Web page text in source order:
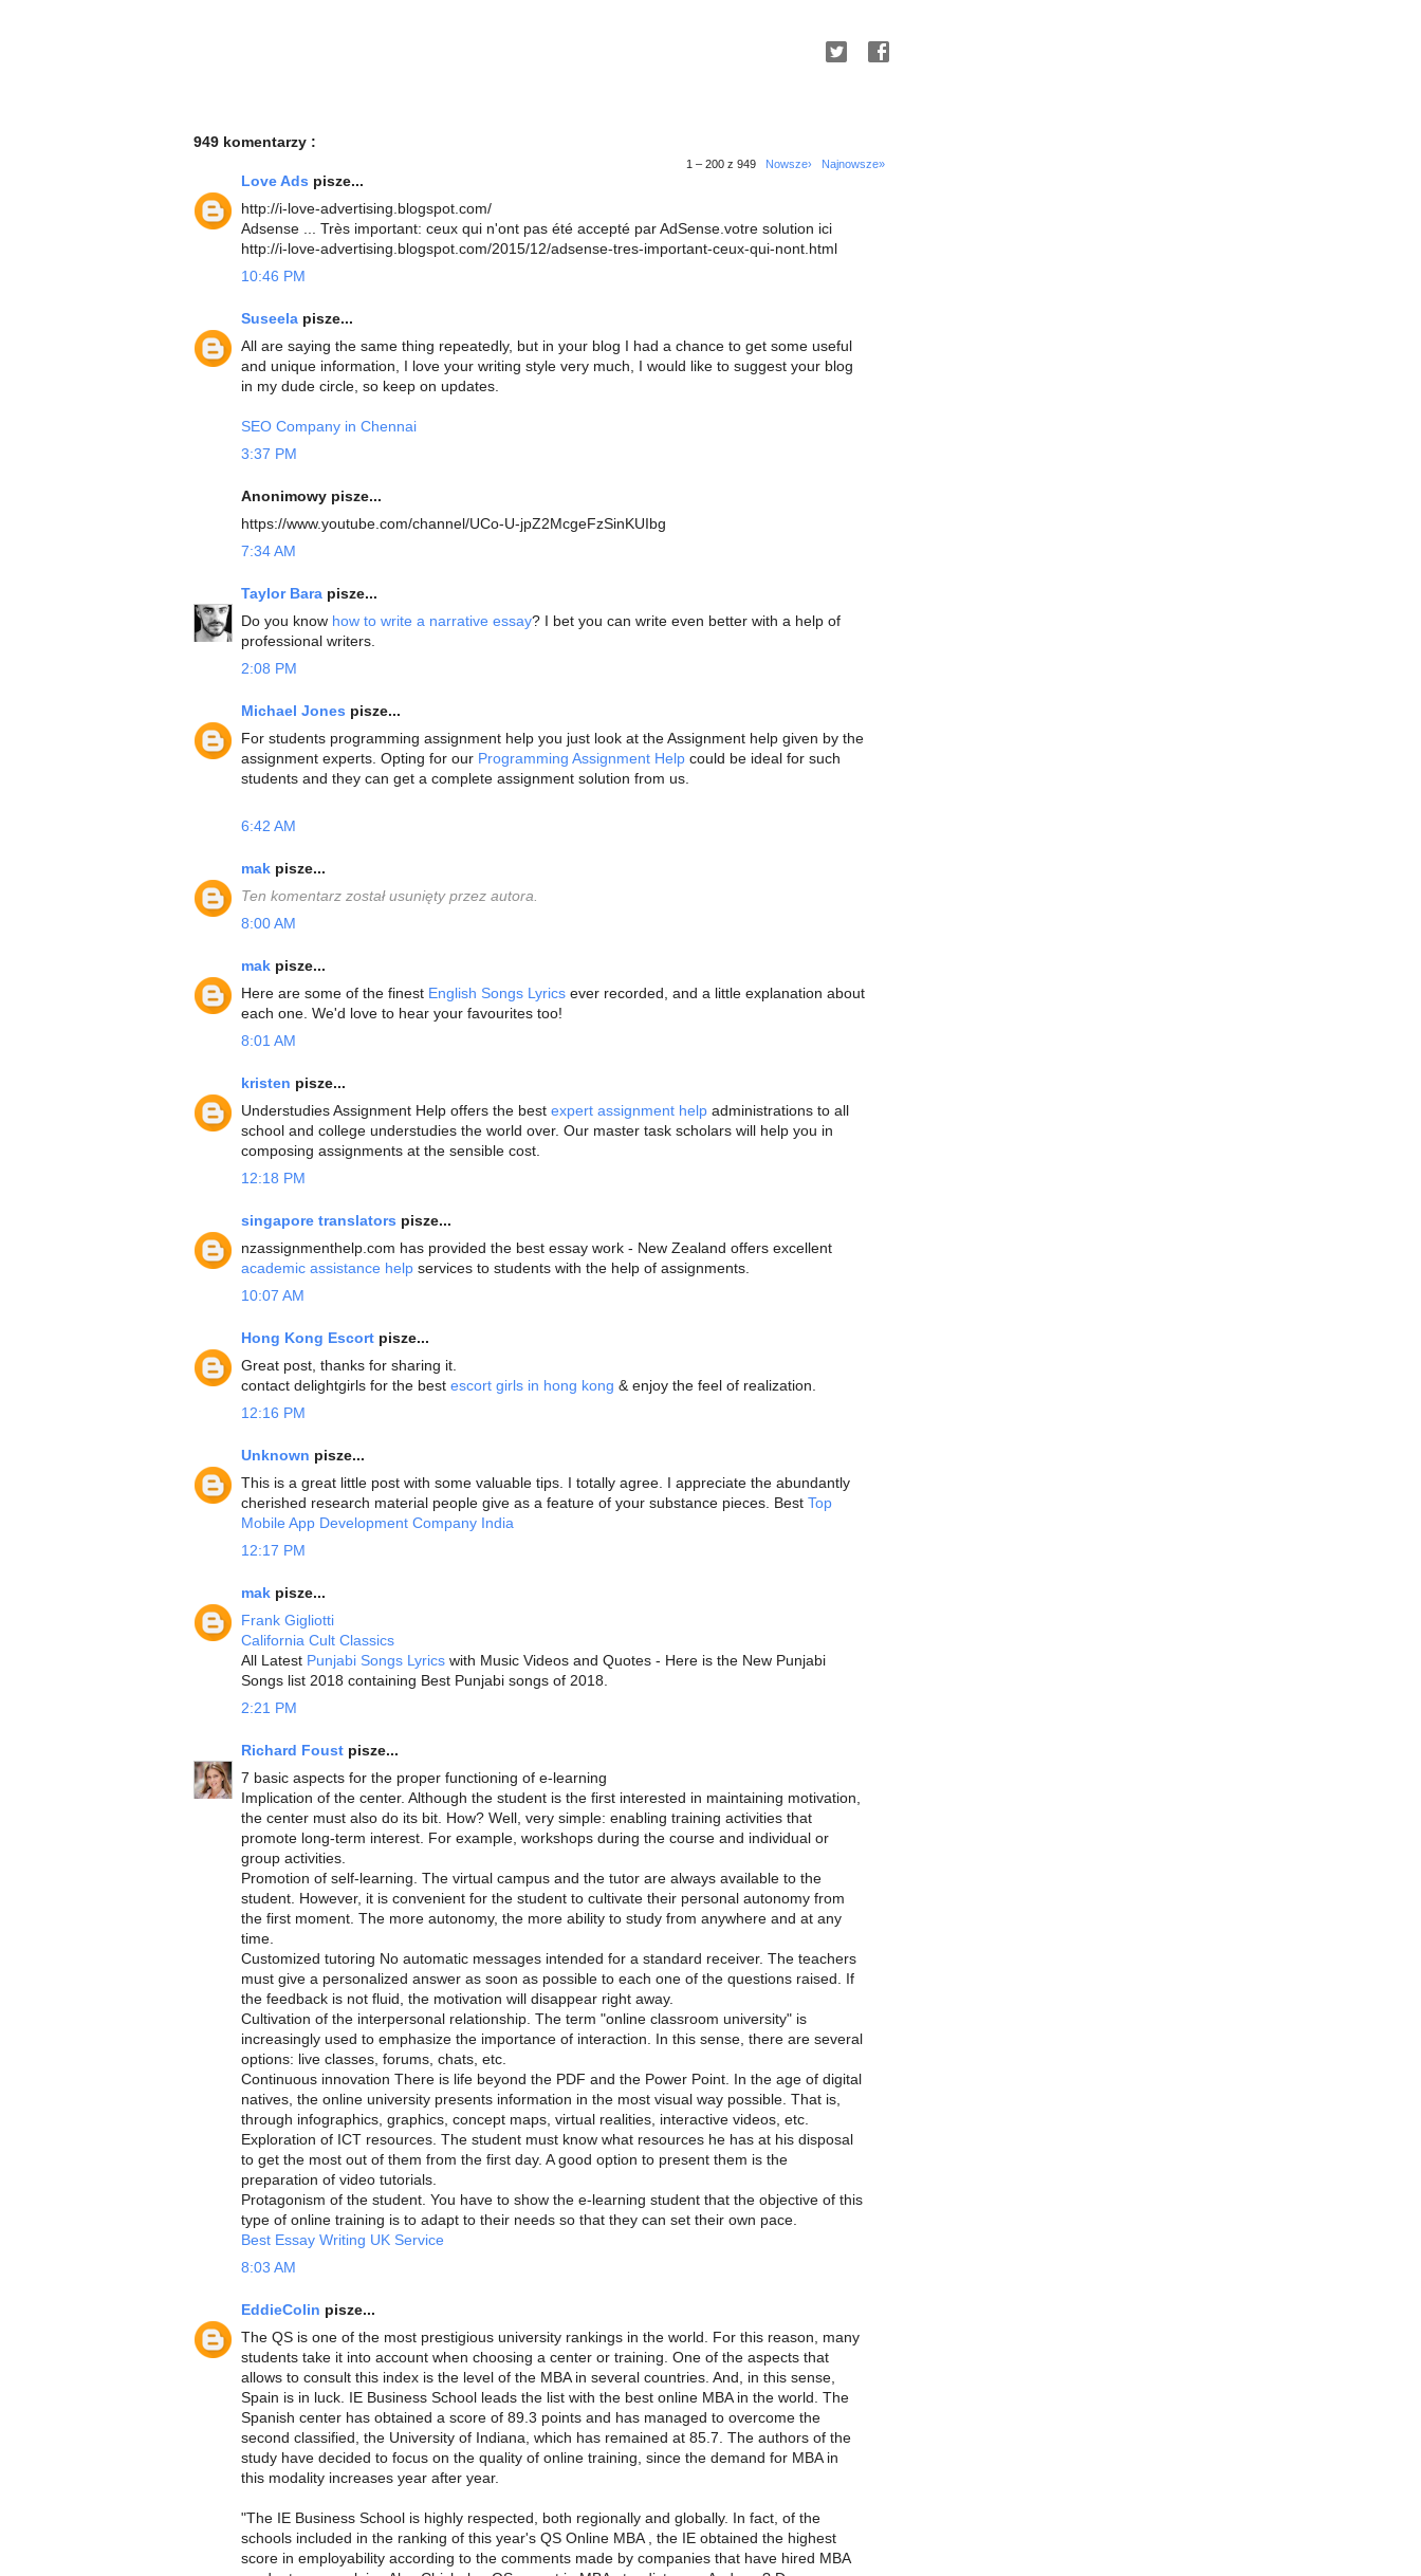
949 komentarzy :
1 – 200 z 949 Nowsze› Najnowsze»
Love Ads pisze...
http://i-love-advertising.blogspot.com/
Adsense ... Très important: ceux qui n'ont pas été accepté par AdSense.votre solution ici
http://i-love-advertising.blogspot.com/2015/12/adsense-tres-important-ceux-qui-nont.html
10:46 PM
Suseela pisze...
All are saying the same thing repeatedly, but in your blog I had a chance to get some useful
and unique information, I love your writing style very much, I would like to suggest your blog
in my dude circle, so keep on updates.
SEO Company in Chennai
3:37 PM
Anonimowy pisze...
https://www.youtube.com/channel/UCo-U-jpZ2McgeFzSinKUIbg
7:34 AM
Taylor Bara pisze...
Do you know how to write a narrative essay? I bet you can write even better with a help of
professional writers.
2:08 PM
Michael Jones pisze...
For students programming assignment help you just look at the Assignment help given by the
assignment experts. Opting for our Programming Assignment Help could be ideal for such
students and they can get a complete assignment solution from us.
6:42 AM
mak pisze...
Ten komentarz został usunięty przez autora.
8:00 AM
mak pisze...
Here are some of the finest English Songs Lyrics ever recorded, and a little explanation about
each one. We'd love to hear your favourites too!
8:01 AM
kristen pisze...
Understudies Assignment Help offers the best expert assignment help administrations to all
school and college understudies the world over. Our master task scholars will help you in
composing assignments at the sensible cost.
12:18 PM
singapore translators pisze...
nzassignmenthelp.com has provided the best essay work - New Zealand offers excellent
academic assistance help services to students with the help of assignments.
10:07 AM
Hong Kong Escort pisze...
Great post, thanks for sharing it.
contact delightgirls for the best escort girls in hong kong & enjoy the feel of realization.
12:16 PM
Unknown pisze...
This is a great little post with some valuable tips. I totally agree. I appreciate the abundantly
cherished research material people give as a feature of your substance pieces. Best Top
Mobile App Development Company India
12:17 PM
mak pisze...
Frank Gigliotti
California Cult Classics
All Latest Punjabi Songs Lyrics with Music Videos and Quotes - Here is the New Punjabi
Songs list 2018 containing Best Punjabi songs of 2018.
2:21 PM
Richard Foust pisze...
7 basic aspects for the proper functioning of e-learning
Implication of the center. Although the student is the first interested in maintaining motivation,
the center must also do its bit. How? Well, very simple: enabling training activities that
promote long-term interest. For example, workshops during the course and individual or
group activities.
Promotion of self-learning. The virtual campus and the tutor are always available to the
student. However, it is convenient for the student to cultivate their personal autonomy from
the first moment. The more autonomy, the more ability to study from anywhere and at any
time.
Customized tutoring No automatic messages intended for a standard receiver. The teachers
must give a personalized answer as soon as possible to each one of the questions raised. If
the feedback is not fluid, the motivation will disappear right away.
Cultivation of the interpersonal relationship. The term "online classroom university" is
increasingly used to emphasize the importance of interaction. In this sense, there are several
options: live classes, forums, chats, etc.
Continuous innovation There is life beyond the PDF and the Power Point. In the age of digital
natives, the online university presents information in the most visual way possible. That is,
through infographics, graphics, concept maps, virtual realities, interactive videos, etc.
Exploration of ICT resources. The student must know what resources he has at his disposal
to get the most out of them from the first day. A good option to present them is the
preparation of video tutorials.
Protagonism of the student. You have to show the e-learning student that the objective of this
type of online training is to adapt to their needs so that they can set their own pace.
Best Essay Writing UK Service
8:03 AM
EddieColin pisze...
The QS is one of the most prestigious university rankings in the world. For this reason, many
students take it into account when choosing a center or training. One of the aspects that
allows to consult this index is the level of the MBA in several countries. And, in this sense,
Spain is in luck. IE Business School leads the list with the best online MBA in the world. The
Spanish center has obtained a score of 89.3 points and has managed to overcome the
second classified, the University of Indiana, which has remained at 85.7. The authors of the
study have decided to focus on the quality of online training, since the demand for MBA in
this modality increases year after year.
"The IE Business School is highly respected, both regionally and globally. In fact, of the
schools included in the ranking of this year's QS Online MBA , the IE obtained the highest
score in employability according to the comments made by companies that have hired MBA